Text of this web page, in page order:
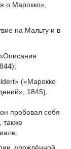
о Марокко»,
на Мальту и в
(«Марокко
1845).
пробовал себя
также